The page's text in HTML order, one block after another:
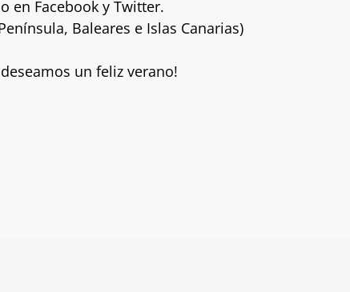
en Facebook y Twitter.
Baleares e Islas Canarias)
un feliz verano!